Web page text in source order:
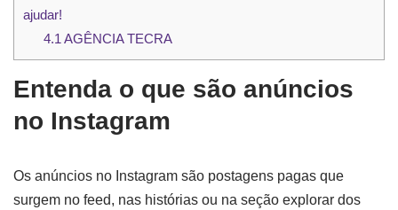
ajudar!
4.1 AGÊNCIA TECRA
Entenda o que são anúncios
no Instagram
Os anúncios no Instagram são postagens pagas que
surgem no feed, nas histórias ou na seção explorar dos